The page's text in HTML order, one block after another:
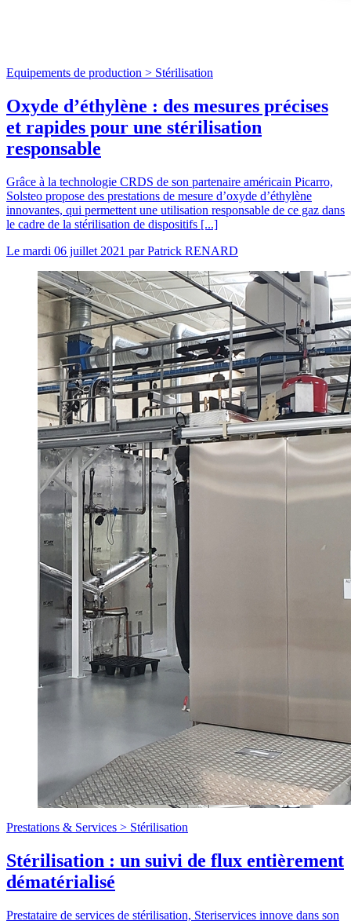
Equipements de production > Stérilisation
Oxyde d’éthylène : des mesures précises
et rapides pour une stérilisation
responsable
Grâce à la technologie CRDS de son partenaire américain Picarro,
Solsteo propose des prestations de mesure d’oxyde d’éthylène
innovantes, qui permettent une utilisation responsable de ce gaz dans
le cadre de la stérilisation de dispositifs [...]
Le mardi 06 juillet 2021 parPatrick RENARD
Prestations & Services > Stérilisation
Stérilisation : un suivi de flux entièrement
dématérialisé
Prestataire de services de stérilisation, Steriservices innove dans son